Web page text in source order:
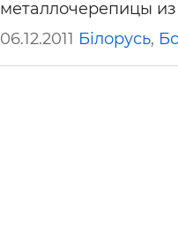
Будівельні і
металлочерепицы
06.12.2011 Білорусь,